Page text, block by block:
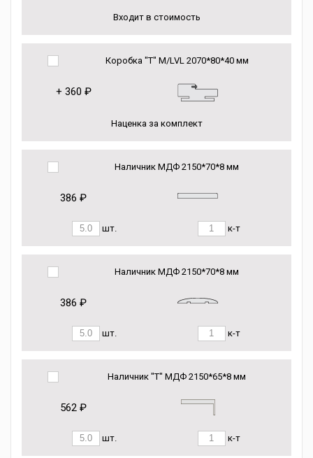
Входит в стоимость
Коробка "Т" M/LVL 2070*80*40 мм
+ 360 ₽
Наценка за комплект
Наличник МДФ 2150*70*8 мм
386 ₽
шт. к-т
Наличник МДФ 2150*70*8 мм
386 ₽
шт. к-т
Наличник "Т" МДФ 2150*65*8 мм
562 ₽
шт. к-т